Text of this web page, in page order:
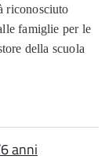
riconosciuto
famiglie per le
della scuola
anni